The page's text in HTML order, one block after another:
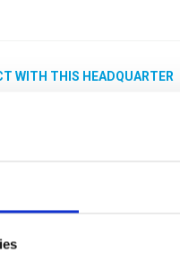
WITH THIS HEADQUARTER